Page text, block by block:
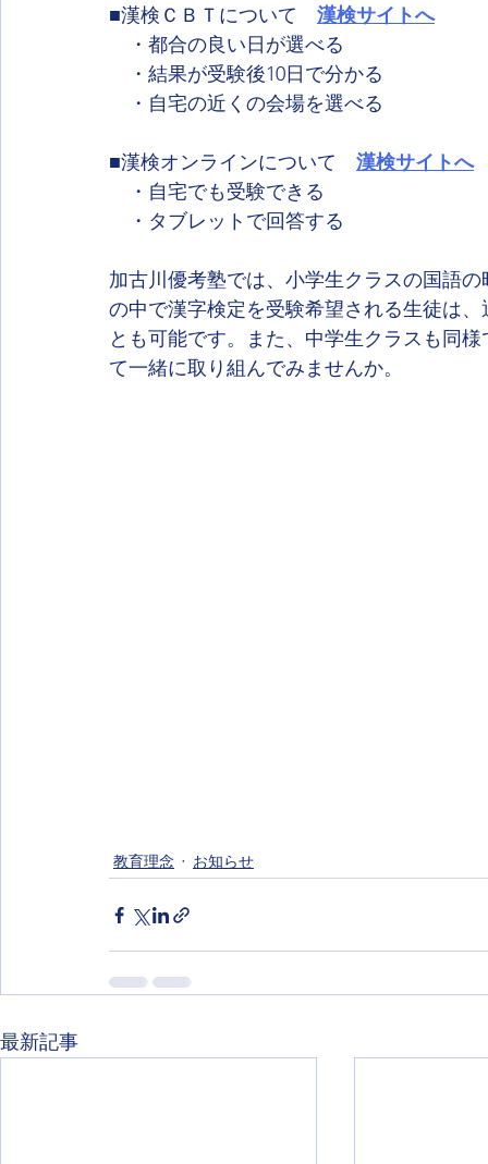
■漢検ＣＢＴについて
漢検サイトへ
・都合の良い日が選べる
・結果が受験後10日で分かる
・自宅の近くの会場を選べる
■漢検オンラインについて
漢検サイトへ
・自宅でも受験できる
・タブレットで回答する
加古川優考塾では、小学生クラスの国語
の中で漢字検定を受験希望される生徒は
とも可能です。また、中学生クラスも同
て一緒に取り組んでみませんか。
教育理念 お知らせ
最新記事